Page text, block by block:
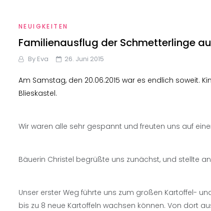
NEUIGKEITEN
Familienausflug der Schmetterlinge
By Eva 26. Juni 2015
Am Samstag, den 20.06.2015 war es endlich soweit.
Blieskastel.
Wir waren alle sehr gespannt und freuten uns auf
Bäuerin Christel begrüßte uns zunächst, und stellte
Unser erster Weg führte uns zum großen Kartoffel-
bis zu 8 neue Kartoffeln wachsen können. Von dort